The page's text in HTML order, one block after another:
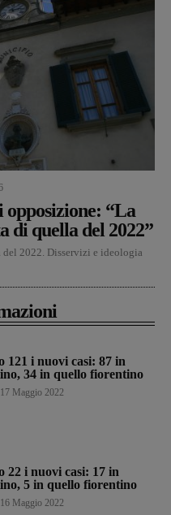
opposizione: “La
di quella del 2022”
2022. Disservizi e ideologia
121 i nuovi casi: 87 in
34 in quello fiorentino
17 Maggio 2022
22 i nuovi casi: 17 in
5 in quello fiorentino
16 Maggio 2022